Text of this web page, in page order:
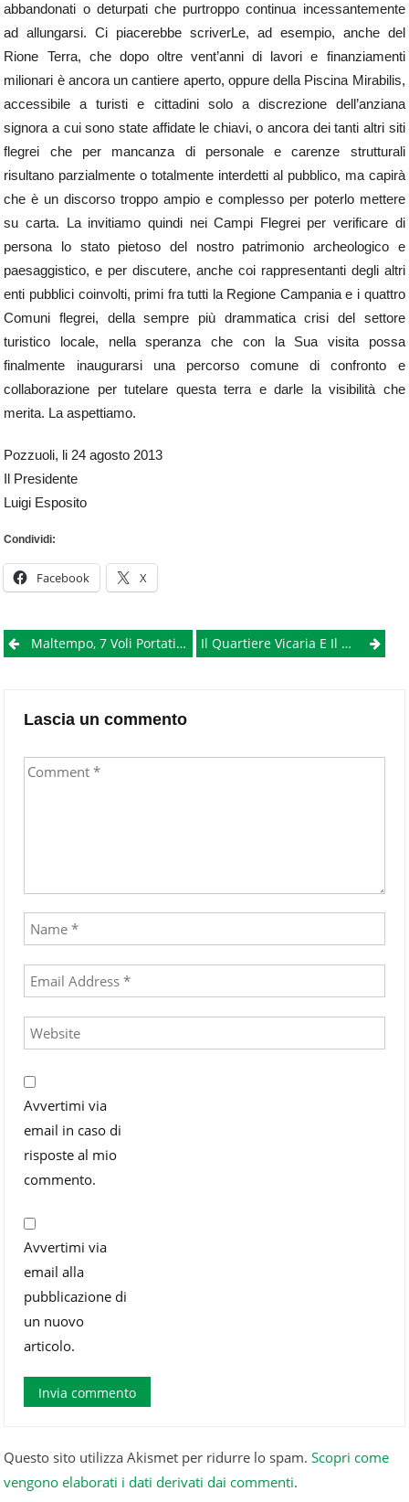
abbandonati o deturpati che purtroppo continua incessantemente
ad allungarsi. Ci piacerebbe scriverLe, ad esempio, anche del
Rione Terra, che dopo oltre vent’anni di lavori e finanziamenti
milionari è ancora un cantiere aperto, oppure della Piscina Mirabilis,
accessibile a turisti e cittadini solo a discrezione dell’anziana
signora a cui sono state affidate le chiavi, o ancora dei tanti altri siti
flegrei che per mancanza di personale e carenze strutturali
risultano parzialmente o totalmente interdetti al pubblico, ma capirà
che è un discorso troppo ampio e complesso per poterlo mettere
su carta. La invitiamo quindi nei Campi Flegrei per verificare di
persona lo stato pietoso del nostro patrimonio archeologico e
paesaggistico, e per discutere, anche coi rappresentanti degli altri
enti pubblici coinvolti, primi fra tutti la Regione Campania e i quattro
Comuni flegrei, della sempre più drammatica crisi del settore
turistico locale, nella speranza che con la Sua visita possa
finalmente inaugurarsi una percorso comune di confronto e
collaborazione per tutelare questa terra e darle la visibilità che
merita. La aspettiamo.
Pozzuoli, li 24 agosto 2013
Il Presidente
Luigi Esposito
Condividi:
Facebook X
PostMaltempo, 7 Voli Portati Da Roma A Napoli Il Quartiere Vicaria E Il Miglio Sacro Della Prostituzione A Napoli
Lascia un commento
Avvertimi via
email in caso di
risposte al mio
commento.
Avvertimi via
email alla
pubblicazione di
un nuovo
articolo.
Questo sito utilizza Akismet per ridurre lo spam.Scopri come
vengono elaborati i dati derivati dai commenti.